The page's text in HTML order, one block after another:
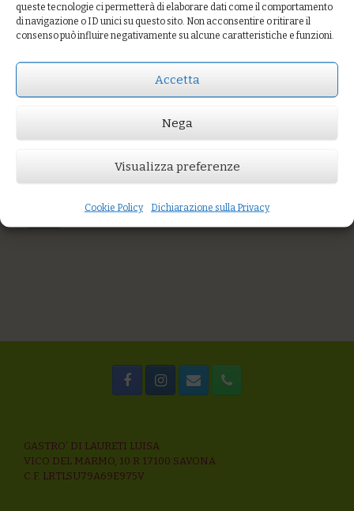
queste tecnologie ci permetterà di elaborare dati come il comportamento
di navigazione o ID unici su questo sito. Non acconsentire o ritirare il
consenso può influire negativamente su alcune caratteristiche e funzioni.
Accetta
Nega
Visualizza preferenze
Cookie Policy Dichiarazione sulla Privacy
You might also like
Linguine di grani antichi con cozze bouchot e pomodoro
Riso alle verdure,
funghi e semi
tostati
GASTRO’ DI LAURETI LUISA
VICO DEL MARMO, 10 R 17100 SAVONA
C.F. LRTLSU79A69E975V